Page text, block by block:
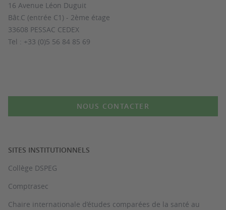
16 Avenue Léon Duguit
Bât.C (entrée C1) - 2ème étage
33608 PESSAC CEDEX
Tel : +33 (0)5 56 84 85 69
NOUS CONTACTER
SITES INSTITUTIONNELS
Collège DSPEG
Comptrasec
Chaire internationale d’études comparées de la santé au